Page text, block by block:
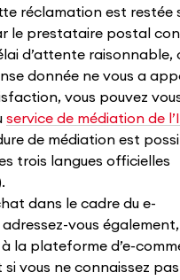
réclamation est restée
le prestataire postal
d’attente raisonnable,
donnée ne vous a
vous pouvez
service de médiation de
de médiation est
trois langues officielles
dans le cadre du e-
vous
la plateforme d’e-
si vous ne connaissez